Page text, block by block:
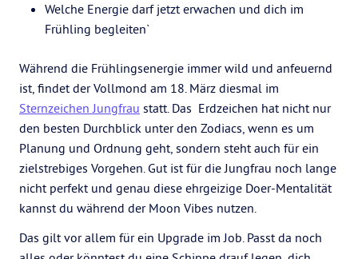
Welche Energie darf jetzt erwachen und dich im
Frühling begleiten`
Während die Frühlingsenergie immer wild und anfeuernd
ist, findet der Vollmond am 18. März diesmal im
Sternzeichen Jungfrau statt. Das Erdzeichen hat nicht nur
den besten Durchblick unter den Zodiacs, wenn es um
Planung und Ordnung geht, sondern steht auch für ein
zielstrebiges Vorgehen. Gut ist für die Jungfrau noch lange
nicht perfekt und genau diese ehrgeizige Doer-Mentalität
kannst du während der Moon Vibes nutzen.
Das gilt vor allem für ein Upgrade im Job. Passt da noch